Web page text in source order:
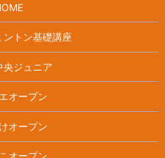
ントン基礎講座
央ジュニア
オープン
オープン